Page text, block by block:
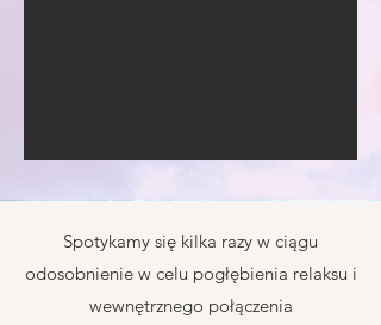
Spotykamy się kilka razy w ciągu
odosobnienie w celu pogłębienia relaksu i
wewnętrznego połączenia